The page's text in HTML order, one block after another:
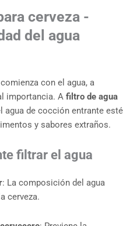
cerveza -
del agua
con el agua, a
importancia. A filtro de agua
agua de cocción entrante esté
y sabores extraños.
filtrar el agua
: La composición del agua
cerveza.